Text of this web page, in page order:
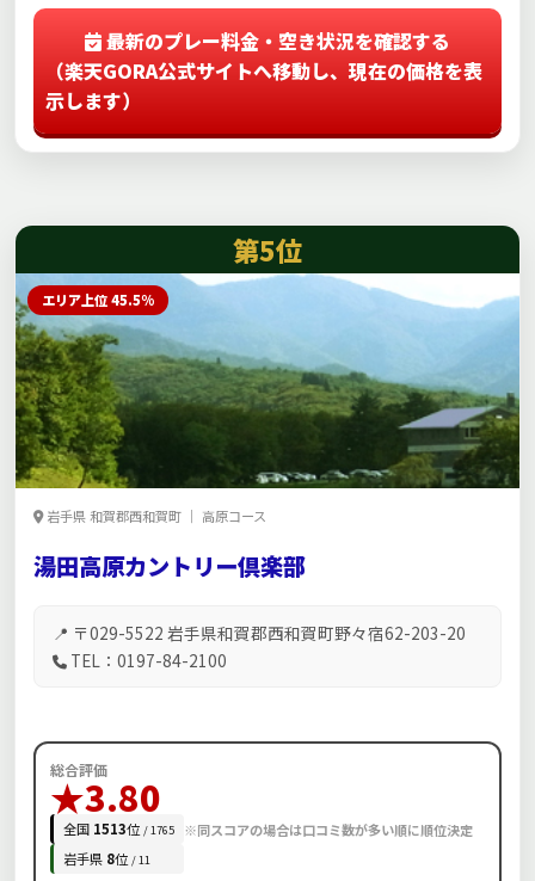
最新のプレー料金・空き状況を確認する
（楽天GORA公式サイトへ移動し、現在の価格を表
示します）
第5位
エリア上位 45.5%
岩手県 和賀郡西和賀町 ｜ 高原コース
湯田高原カントリー倶楽部
📍 〒029-5522 岩手県和賀郡西和賀町野々宿62-203-20
TEL：0197-84-2100
総合評価
★3.80
全国 1513位 / 1765
岩手県 8位 / 11
※同スコアの場合は口コミ数が多い順に順位決定